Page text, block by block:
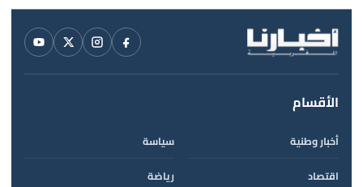
الأقسام
أخبار وطنية
سياسة
اقتصاد
رياضة